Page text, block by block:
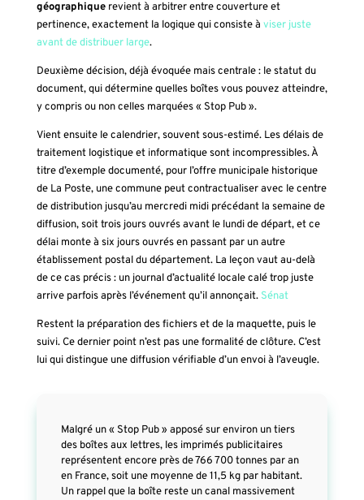
géographiquerevient à arbitrer entre couverture et
pertinence, exactement la logique qui consiste à viser juste
avant de distribuer large.
Deuxième décision, déjà évoquée mais centrale : le statut du
document, qui détermine quelles boîtes vous pouvez atteindre,
y compris ou non celles marquées « Stop Pub ».
Vient ensuite le calendrier, souvent sous-estimé. Les délais de
traitement logistique et informatique sont incompressibles. À
titre d’exemple documenté, pour l’offre municipale historique
de La Poste, une commune peut contractualiser avec le centre
de distribution jusqu’au mercredi midi précédant la semaine de
diffusion, soit trois jours ouvrés avant le lundi de départ, et ce
délai monte à six jours ouvrés en passant par un autre
établissement postal du département. La leçon vaut au-delà
de ce cas précis : un journal d’actualité locale calé trop juste
arrive parfois après l’événement qu’il annonçait. Sénat
Restent la préparation des fichiers et de la maquette, puis le
suivi. Ce dernier point n’est pas une formalité de clôture. C’est
lui qui distingue une diffusion vérifiable d’un envoi à l’aveugle.
Malgré un « Stop Pub » apposé sur environ un tiers
des boîtes aux lettres, les imprimés publicitaires
représentent encore près de 766 700 tonnes par an
en France, soit une moyenne de 11,5 kg par habitant.
Un rappel que la boîte reste un canal massivement